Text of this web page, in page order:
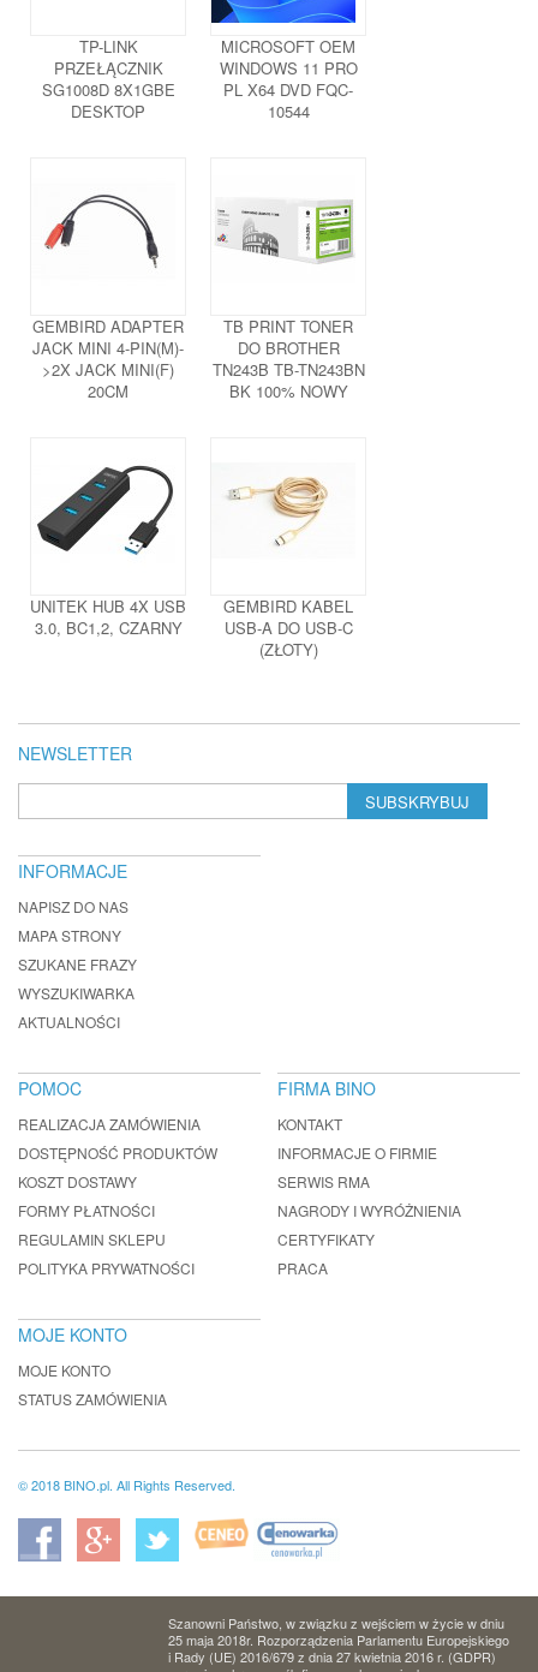
TP-LINK
PRZEŁĄCZNIK
SG1008D 8X1GBE
DESKTOP
MICROSOFT OEM
WINDOWS 11 PRO
PL X64 DVD FQC-
10544
GEMBIRD ADAPTER
JACK MINI 4-PIN(M)-
>2X JACK MINI(F)
20CM
TB PRINT TONER
DO BROTHER
TN243B TB-TN243BN
BK 100% NOWY
UNITEK HUB 4X USB
3.0, BC1,2, CZARNY
GEMBIRD KABEL
USB-A DO USB-C
(ZŁOTY)
NEWSLETTER
SUBSKRYBUJ
INFORMACJE
NAPISZ DO NAS
MAPA STRONY
SZUKANE FRAZY
WYSZUKIWARKA
AKTUALNOŚCI
POMOC
REALIZACJA ZAMÓWIENIA
DOSTĘPNOŚĆ PRODUKTÓW
KOSZT DOSTAWY
FORMY PŁATNOŚCI
REGULAMIN SKLEPU
POLITYKA PRYWATNOŚCI
FIRMA BINO
KONTAKT
INFORMACJE O FIRMIE
SERWIS RMA
NAGRODY I WYRÓŻNIENIA
CERTYFIKATY
PRACA
MOJE KONTO
MOJE KONTO
STATUS ZAMÓWIENIA
© 2018 BINO.pl. All Rights Reserved.
Szanowni Państwo, w związku z wejściem w życie w dniu
25 maja 2018r. Rozporządzenia Parlamentu Europejskiego
i Rady (UE) 2016/679 z dnia 27 kwietnia 2016 r. (GDPR)